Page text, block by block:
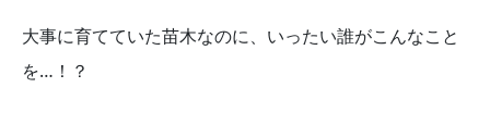
大事に育てていた苗木なのに、いったい誰がこんなこと
を…！？